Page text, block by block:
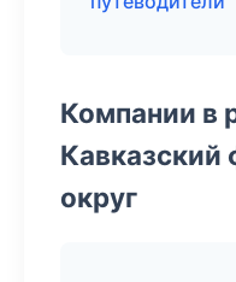
Компании в
округ